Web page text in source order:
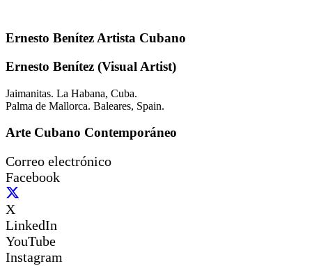
Ernesto Benítez Artista Cubano
Ernesto Benítez (Visual Artist)
Jaimanitas. La Habana, Cuba.
Palma de Mallorca. Baleares, Spain.
Arte Cubano Contemporáneo
Correo electrónico
Facebook
X
LinkedIn
YouTube
Instagram